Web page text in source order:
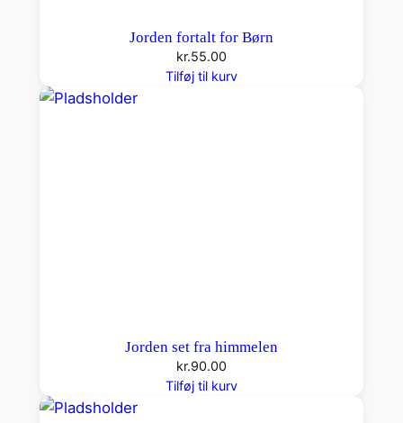
Jorden fortalt for Børn
kr.55.00
Tilføj til kurv
Jorden set fra himmelen
kr.90.00
Tilføj til kurv